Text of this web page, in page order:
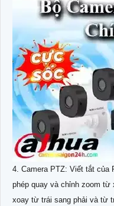
4. Camera PTZ: Viết tắt của
phép quay và chỉnh zoom từ
xoay từ trái sang phải và từ